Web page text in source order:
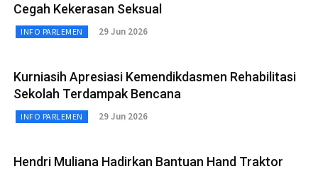
Cegah Kekerasan Seksual
INFO PARLEMEN 29 Jun 2026
Kurniasih Apresiasi Kemendikdasmen Rehabilitasi
Sekolah Terdampak Bencana
INFO PARLEMEN 29 Jun 2026
Hendri Muliana Hadirkan Bantuan Hand Traktor